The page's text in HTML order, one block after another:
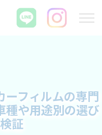
フィルムの専門
種や用途別の選び
証